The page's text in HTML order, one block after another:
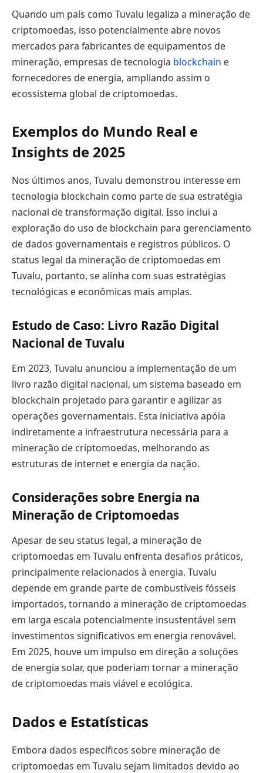
Quando um país como Tuvalu legaliza a mineração de
criptomoedas, isso potencialmente abre novos
mercados para fabricantes de equipamentos de
mineração, empresas de tecnologia blockchain e
fornecedores de energia, ampliando assim o
ecossistema global de criptomoedas.
Exemplos do Mundo Real e
Insights de 2025
Nos últimos anos, Tuvalu demonstrou interesse em
tecnologia blockchain como parte de sua estratégia
nacional de transformação digital. Isso inclui a
exploração do uso de blockchain para gerenciamento
de dados governamentais e registros públicos. O
status legal da mineração de criptomoedas em
Tuvalu, portanto, se alinha com suas estratégias
tecnológicas e econômicas mais amplas.
Estudo de Caso: Livro Razão Digital
Nacional de Tuvalu
Em 2023, Tuvalu anunciou a implementação de um
livro razão digital nacional, um sistema baseado em
blockchain projetado para garantir e agilizar as
operações governamentais. Esta iniciativa apóia
indiretamente a infraestrutura necessária para a
mineração de criptomoedas, melhorando as
estruturas de internet e energia da nação.
Considerações sobre Energia na
Mineração de Criptomoedas
Apesar de seu status legal, a mineração de
criptomoedas em Tuvalu enfrenta desafios práticos,
principalmente relacionados à energia. Tuvalu
depende em grande parte de combustíveis fósseis
importados, tornando a mineração de criptomoedas
em larga escala potencialmente insustentável sem
investimentos significativos em energia renovável.
Em 2025, houve um impulso em direção a soluções
de energia solar, que poderiam tornar a mineração
de criptomoedas mais viável e ecológica.
Dados e Estatísticas
Embora dados específicos sobre mineração de
criptomoedas em Tuvalu sejam limitados devido ao